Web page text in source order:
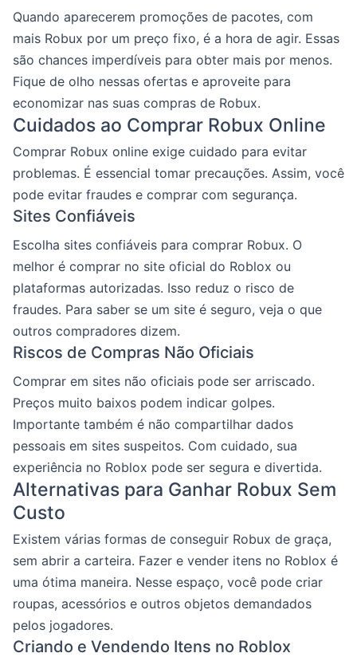
Quando aparecerem promoções de pacotes, com
mais Robux por um preço fixo, é a hora de agir. Essas
são chances imperdíveis para obter mais por menos.
Fique de olho nessas ofertas e aproveite para
economizar nas suas compras de Robux.
Cuidados ao Comprar Robux Online
Comprar Robux online exige cuidado para evitar
problemas. É essencial tomar precauções. Assim, você
pode evitar fraudes e comprar com segurança.
Sites Confiáveis
Escolha sites confiáveis para comprar Robux. O
melhor é comprar no site oficial do Roblox ou
plataformas autorizadas. Isso reduz o risco de
fraudes. Para saber se um site é seguro, veja o que
outros compradores dizem.
Riscos de Compras Não Oficiais
Comprar em sites não oficiais pode ser arriscado.
Preços muito baixos podem indicar golpes.
Importante também é não compartilhar dados
pessoais em sites suspeitos. Com cuidado, sua
experiência no Roblox pode ser segura e divertida.
Alternativas para Ganhar Robux Sem
Custo
Existem várias formas de conseguir Robux de graça,
sem abrir a carteira. Fazer e vender itens no Roblox é
uma ótima maneira. Nesse espaço, você pode criar
roupas, acessórios e outros objetos demandados
pelos jogadores.
Criando e Vendendo Itens no Roblox